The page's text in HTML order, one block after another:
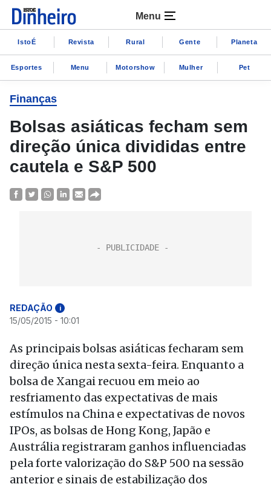
Menu
IstoÉ Revista Rural Gente Planeta
Esportes Menu Motorshow Mulher Pet
Finanças
Bolsas asiáticas fecham sem
direção única divididas entre
cautela e S&P 500
REDAÇÃO i
15/05/2015 - 10:01
As principais bolsas asiáticas fecharam sem
direção única nesta sexta-feira. Enquanto a
bolsa de Xangai recuou em meio ao
resfriamento das expectativas de mais
estímulos na China e expectativas de novos
IPOs, as bolsas de Hong Kong, Japão e
Austrália registraram ganhos influenciadas
pela forte valorização do S&P 500 na sessão
anterior e sinais de estabilização dos